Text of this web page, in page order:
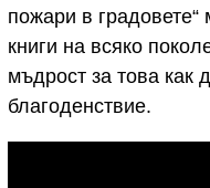
пожари в градовете“
книги на всяко
мъдрост за това как
благоденствие.